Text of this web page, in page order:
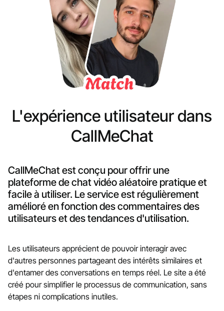
L'expérience utilisateur dans
CallMeChat
CallMeChat est conçu pour offrir une
plateforme de chat vidéo aléatoire pratique et
facile à utiliser. Le service est régulièrement
amélioré en fonction des commentaires des
utilisateurs et des tendances d'utilisation.
Les utilisateurs apprécient de pouvoir interagir avec
d'autres personnes partageant des intérêts similaires et
d'entamer des conversations en temps réel. Le site a été
créé pour simplifier le processus de communication, sans
étapes ni complications inutiles.